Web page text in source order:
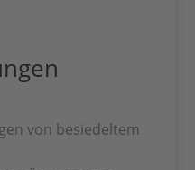
von besiedeltem